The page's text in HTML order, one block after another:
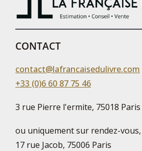
CONTACT
contact@lafrancaisedulivre.com
+33 (0)6 60 87 75 46
3 rue Pierre l'ermite, 75018 Paris
ou uniquement sur rendez-vous,
17 rue Jacob, 75006 Paris